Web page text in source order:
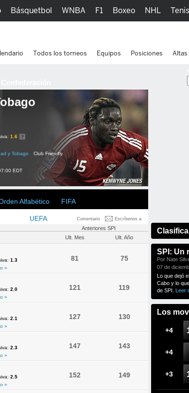
1.6
y Tobago Club Friendly
EDT
Alfabético FIFA
Comentario Escríbenos a
UEFA
Anteriores SPI
Ult. Mes Ult. Año
1.3
»
81 75
2.0
»
121 119
2.1
»
127 130
2.3
»
147 143
2.5
»
152 149
SPI: Un
Por Nate
07 de
Lo que dejó
Cabo y lo
de SPI. Leer
Los
+4
+4
+3
Básquetbol WNBA F1 Boxeo NHL Tenis
Todos los torneos Equipos Posiciones Altas